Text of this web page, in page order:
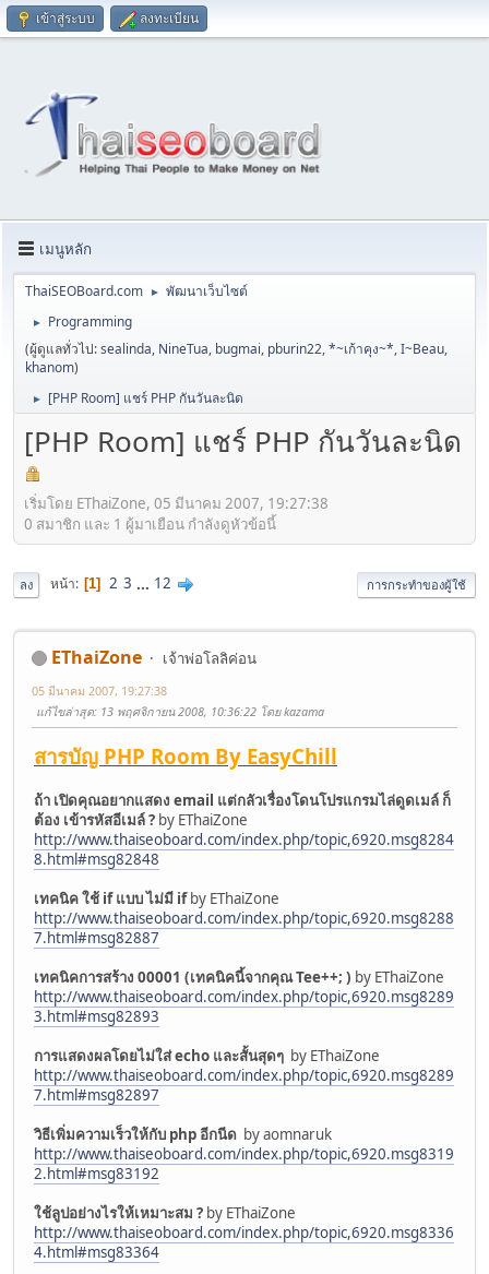
เข้าสู่ระบบ ลงทะเบียน
เมนูหลัก
ThaiSEOBoard.com ► พัฒนาเว็บไซต์
►
Programming
(ผู้ดูแลทั่วไป:sealinda, NineTua, bugmai, pburin22,*~เก้าคุง~*,I~Beau,
khanom)
► [PHP Room] แชร์ PHP กันวันละนิด
[PHP Room] แชร์ PHP กันวันละนิด
เริ่มโดย EThaiZone, 05 มีนาคม 2007, 19:27:38
0 สมาชิก และ 1 ผู้มาเยือน กำลังดูหัวข้อนี้
ลง หน้า 1 2 3 ... 12 การกระทำของผู้ใช้
EThaiZone เจ้าพ่อโลลิค่อน
05 มีนาคม 2007, 19:27:38
แก้ไขล่าสุด: 13 พฤศจิกายน 2008, 10:36:22 โดย kazama
สารบัญ PHP Room By EasyChill
ถ้า เปิดคุณอยากแสดง email แต่กลัวเรื่องโดนโปรแกรมไล่ดูดเมล์ ก็
ต้อง เข้ารหัสอีเมล์ ? by EThaiZone
http://www.thaiseoboard.com/index.php/topic,6920.msg8284
8.html#msg82848
เทคนิค ใช้ if แบบ ไม่มี ifby EThaiZone
http://www.thaiseoboard.com/index.php/topic,6920.msg8288
7.html#msg82887
เทคนิคการสร้าง 00001 (เทคนิคนี้จากคุณ Tee++; ) by EThaiZone
http://www.thaiseoboard.com/index.php/topic,6920.msg8289
3.html#msg82893
การแสดงผลโดยไม่ใส่ echo และสั้นสุดๆ by EThaiZone
http://www.thaiseoboard.com/index.php/topic,6920.msg8289
7.html#msg82897
วิธีเพิ่มความเร็วให้กับ php อีกนีด by aomnaruk
http://www.thaiseoboard.com/index.php/topic,6920.msg8319
2.html#msg83192
ใช้ลูปอย่างไรให้เหมาะสม ? by EThaiZone
http://www.thaiseoboard.com/index.php/topic,6920.msg8336
4.html#msg83364